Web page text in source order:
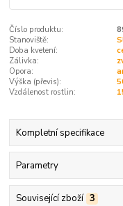
Číslo produktu:
Stanoviště:
Doba kvetení:
Zálivka:
Opora:
Výška (převis):
Vzdálenost rostlin:
Kompletní specifikace
Parametry
Související zboží 3